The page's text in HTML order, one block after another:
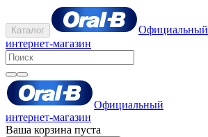
Каталог
Официальный
интернет-магазин
Официальный
интернет-магазин
Ваша корзина пуста